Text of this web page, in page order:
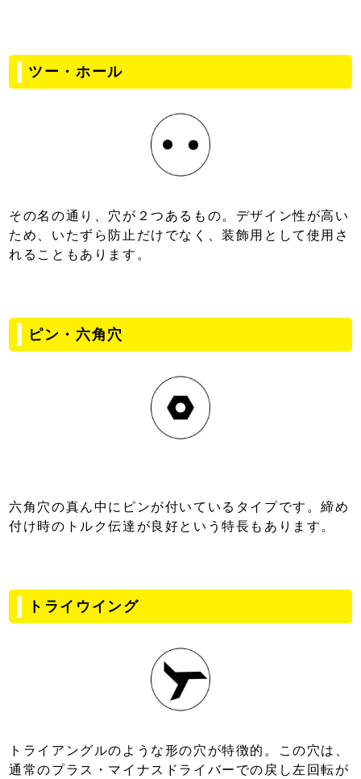
ツー・ホール
その名の通り、穴が２つあるもの。デザイン性が高い
ため、いたずら防止だけでなく、装飾用として使用さ
れることもあります。
ピン・六角穴
六角穴の真ん中にピンが付いているタイプです。締め
付け時のトルク伝達が良好という特長もあります。
トライウイング
トライアングルのような形の穴が特徴的。この穴は、
通常のプラス・マイナスドライバーでの戻し左回転が